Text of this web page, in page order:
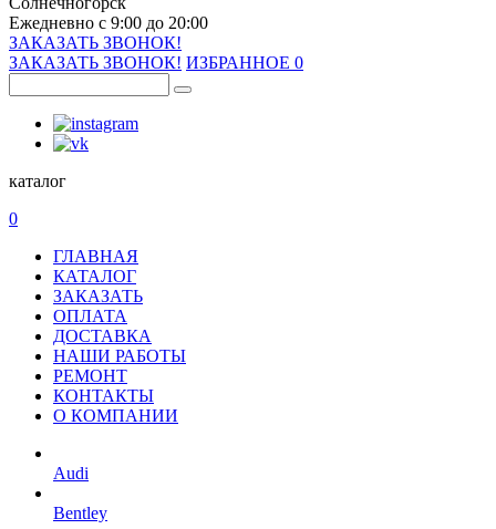
Ежедневно с 9:00 до 20:00
ЗАКАЗАТЬ ЗВОНОК!
ЗАКАЗАТЬ ЗВОНОК! ИЗБРАННОЕ 0
каталог
0
ГЛАВНАЯ
КАТАЛОГ
ЗАКАЗАТЬ
ОПЛАТА
ДОСТАВКА
НАШИ РАБОТЫ
РЕМОНТ
КОНТАКТЫ
О КОМПАНИИ
Audi
Bentley